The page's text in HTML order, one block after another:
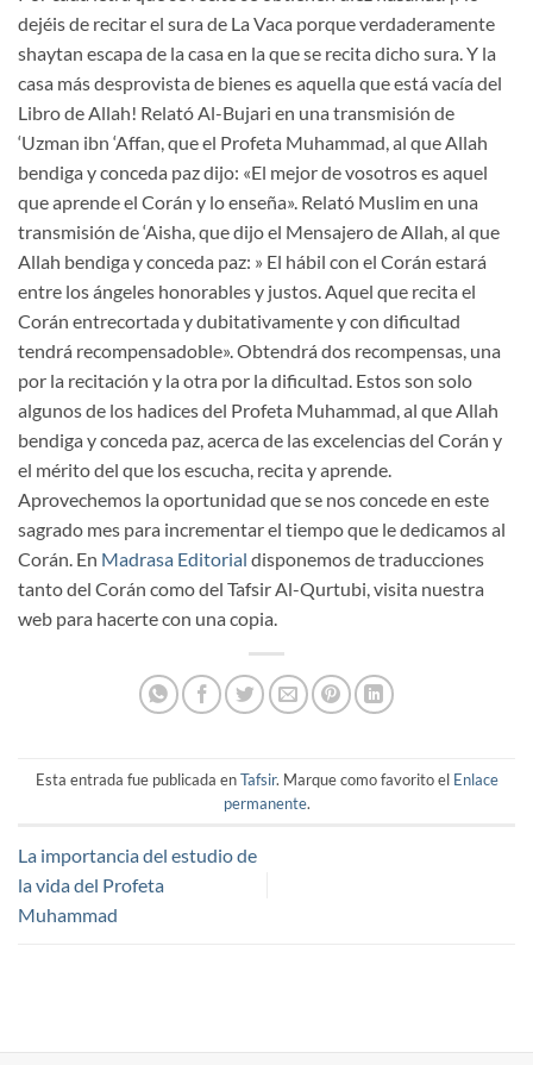
dejéis de recitar el sura de La Vaca porque verdaderamente
shaytan escapa de la casa en la que se recita dicho sura. Y la
casa más desprovista de bienes es aquella que está vacía del
Libro de Allah! Relató Al-Bujari en una transmisión de
‘Uzman ibn ‘Affan, que el Profeta Muhammad, al que Allah
bendiga y conceda paz dijo: «El mejor de vosotros es aquel
que aprende el Corán y lo enseña». Relató Muslim en una
transmisión de ‘Aisha, que dijo el Mensajero de Allah, al que
Allah bendiga y conceda paz: » El hábil con el Corán estará
entre los ángeles honorables y justos. Aquel que recita el
Corán entrecortada y dubitativamente y con dificultad
tendrá recompensadoble». Obtendrá dos recompensas, una
por la recitación y la otra por la dificultad. Estos son solo
algunos de los hadices del Profeta Muhammad, al que Allah
bendiga y conceda paz, acerca de las excelencias del Corán y
el mérito del que los escucha, recita y aprende.
Aprovechemos la oportunidad que se nos concede en este
sagrado mes para incrementar el tiempo que le dedicamos al
Corán. En Madrasa Editorial disponemos de traducciones
tanto del Corán como del Tafsir Al-Qurtubi, visita nuestra
web para hacerte con una copia.
Esta entrada fue publicada enTafsir. Marque como favorito el Enlace
permanente.
La importancia del estudio de
la vida del Profeta
Muhammad